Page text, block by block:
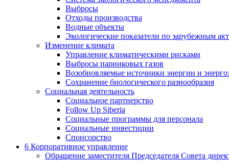
Выбросы
Отходы производства
Водные объекты
Экологические показатели по зарубежным
Изменение климата
Управление климатическими рисками
Выбросы парниковых газов
Возобновляемые источники энергии и
Сохранение биологического разнообразия
Социальная деятельность
Социальное партнерство
Follow Up Siberia
Социальные программы для персонала
Социальные инвестиции
Спонсорство
6 Корпоративное управление
Обращение заместителя Председателя Совета